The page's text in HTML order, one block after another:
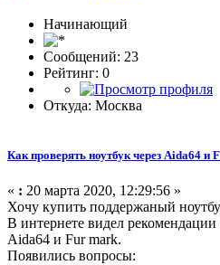
Начинающий
Сообщений: 23
Рейтинг: 0
Откуда: Москва
Как проверять ноутбук через Aida64 и
« : 20 марта 2020, 12:29:56 »
Хочу купить поддержаный
В интернете видел рекомендации
Aida64 и Fur mark.
Появились вопросы: